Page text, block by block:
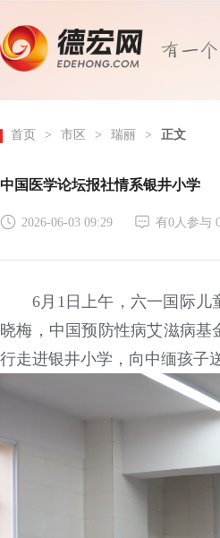
首页 > 市区 > 瑞丽 > 正文
中国医学论坛报社情系银井小学
2026-06-03 09:29 有0人参与
6月1日上午，六一国际
晓梅，中国预防性病艾滋病
行走进银井小学，向中缅孩子